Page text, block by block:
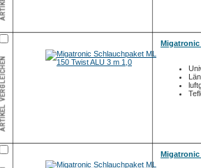
Migatronic
Migatronic